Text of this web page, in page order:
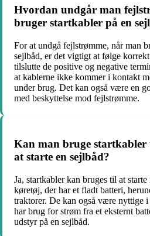
Hvordan undgår man
bruger startkabler på en
For at undgå fejlstrømme, når man
sejlbåd, er det vigtigt at følge
tilslutte de positive og negative
at kablerne ikke kommer i kontakt
under brug. Det kan også være en
med beskyttelse mod fejlstrømme.
Kan man bruge
at starte en sejlbåd?
Ja, startkabler kan bruges til at
køretøj, der har et fladt batteri,
traktorer. De kan også være nyttige
har brug for strøm fra et eksternt
udstyr på en sejlbåd.